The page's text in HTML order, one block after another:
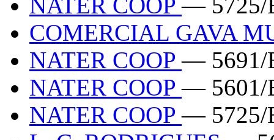
COMERCIAL GAVA
NATER COOP— 5691/
NATER COOP— 5601/
NATER COOP— 5725/